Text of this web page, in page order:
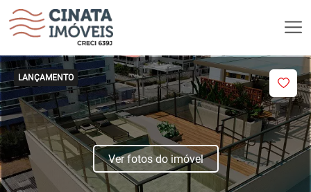
LANÇAMENTO
Ver fotos do imóvel